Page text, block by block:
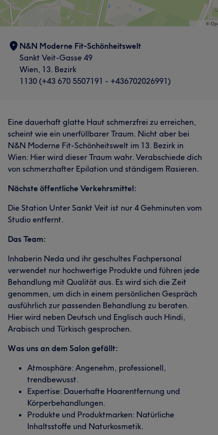
N&N Moderne Fit-Schönheitswelt
Sankt Veit-Gasse 49
Wien, 13. Bezirk
1130 (+43 670 5507191 - +436702026991)
Eine dauerhaft glatte Haut schmerzfrei zu erreichen,
scheint wie ein unerfüllbarer Traum. Nicht aber bei
N&N Moderne Fit-Schönheitswelt im 13. Bezirk in
Wien: Hier wird dieser Traum wahr. Verabschiede dich
von schmerzhafter Epilation und ständigem Rasieren.
Nächste öffentliche Verkehrsmittel:
Die Station Unter Sankt Veit ist nur 4 Gehminuten vom
Studio entfernt.
Das Team:
Inhaberin Neda und ihr geschultes Fachpersonal
verwendet nur hochwertige Produkte und führen jede
Behandlung mit Qualität aus. Es wird sich die Zeit
genommen, um dich in einem persönlichen Gespräch
ausführlich zur passenden Behandlung zu beraten.
Hier wird neben Deutsch und Englisch auch Hindi,
Arabisch und Türkisch gesprochen.
Was uns an dem Salon gefällt:
Atmosphäre: Angenehm, professionell,
trendbewusst.
Expertise: Dauerhafte Haarentfernung und
Körperbehandlungen.
Produkte und Produktmarken: Natürliche
Inhaltsstoffe und Naturkosmetik.